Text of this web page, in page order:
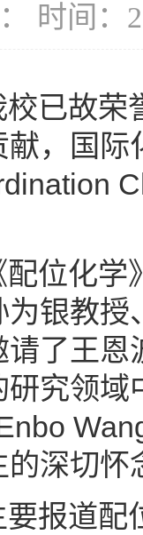
时间：
已故荣
，国
位化学
为银教授
请了王恩
究领
的深切怀
要报道